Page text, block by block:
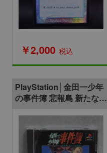
￥2,000 税込
PlayStation│金田一少年
の事件簿 悲報島 新たなる